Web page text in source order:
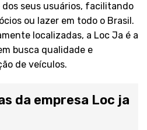
seus usuários, facilitando
ou lazer em todo o Brasil.
localizadas, a Loc Ja é a
busca qualidade e
de veículos.
da empresa Loc ja